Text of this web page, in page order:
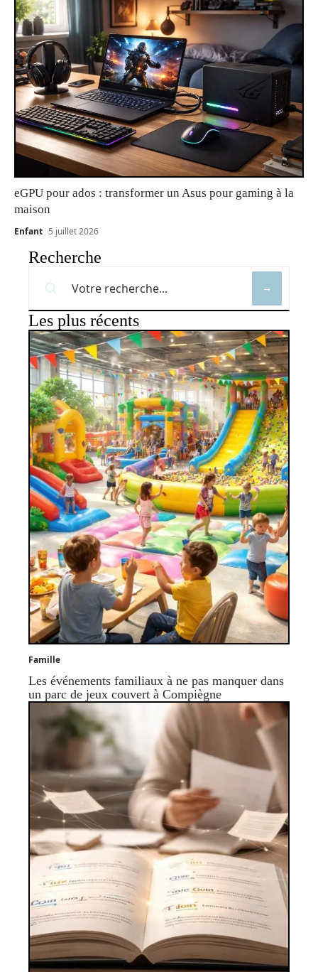
eGPU pour ados : transformer un Asus pour gaming à la
maison
Enfant 5 juillet 2026
Recherche
Les plus récents
Famille
Les événements familiaux à ne pas manquer dans
un parc de jeux couvert à Compiègne